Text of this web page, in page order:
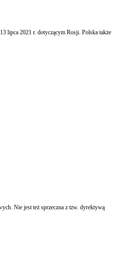
lipca 2021 r. dotyczącym Rosji. Polska także
Nie jest też sprzeczna z tzw. dyrektywą